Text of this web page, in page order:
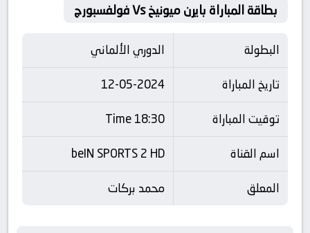
بطاقة المباراة بايرن ميونيخ Vs فولفسبورج
البطولة
الدوري الألماني
تاريخ المباراة
12-05-2024
توقيت المباراة
18:30 Time
اسم القناة
beIN SPORTS 2 HD
المعلق
محمد بركات